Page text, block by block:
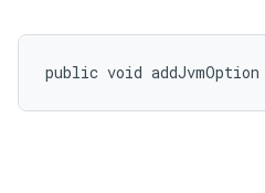
public void